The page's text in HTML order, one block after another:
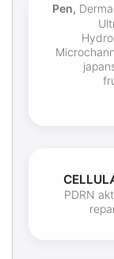
Pen,
PDRN